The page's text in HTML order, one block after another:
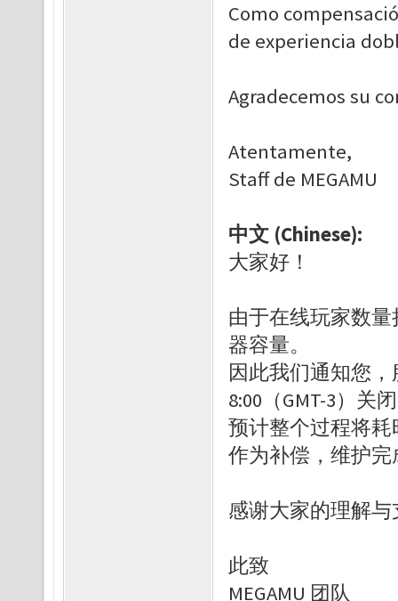
Como
de experiencia
Agradecemos su
Atentamente,
Staff de MEGAMU
中文 (Chinese):
大家好！
由于在线玩家数量
器容量。
因此我们通知您
8:00（GMT-3）关
预计整个过程将耗
作为补偿，维护完
感谢大家的理解与
此致
MEGAMU 团队